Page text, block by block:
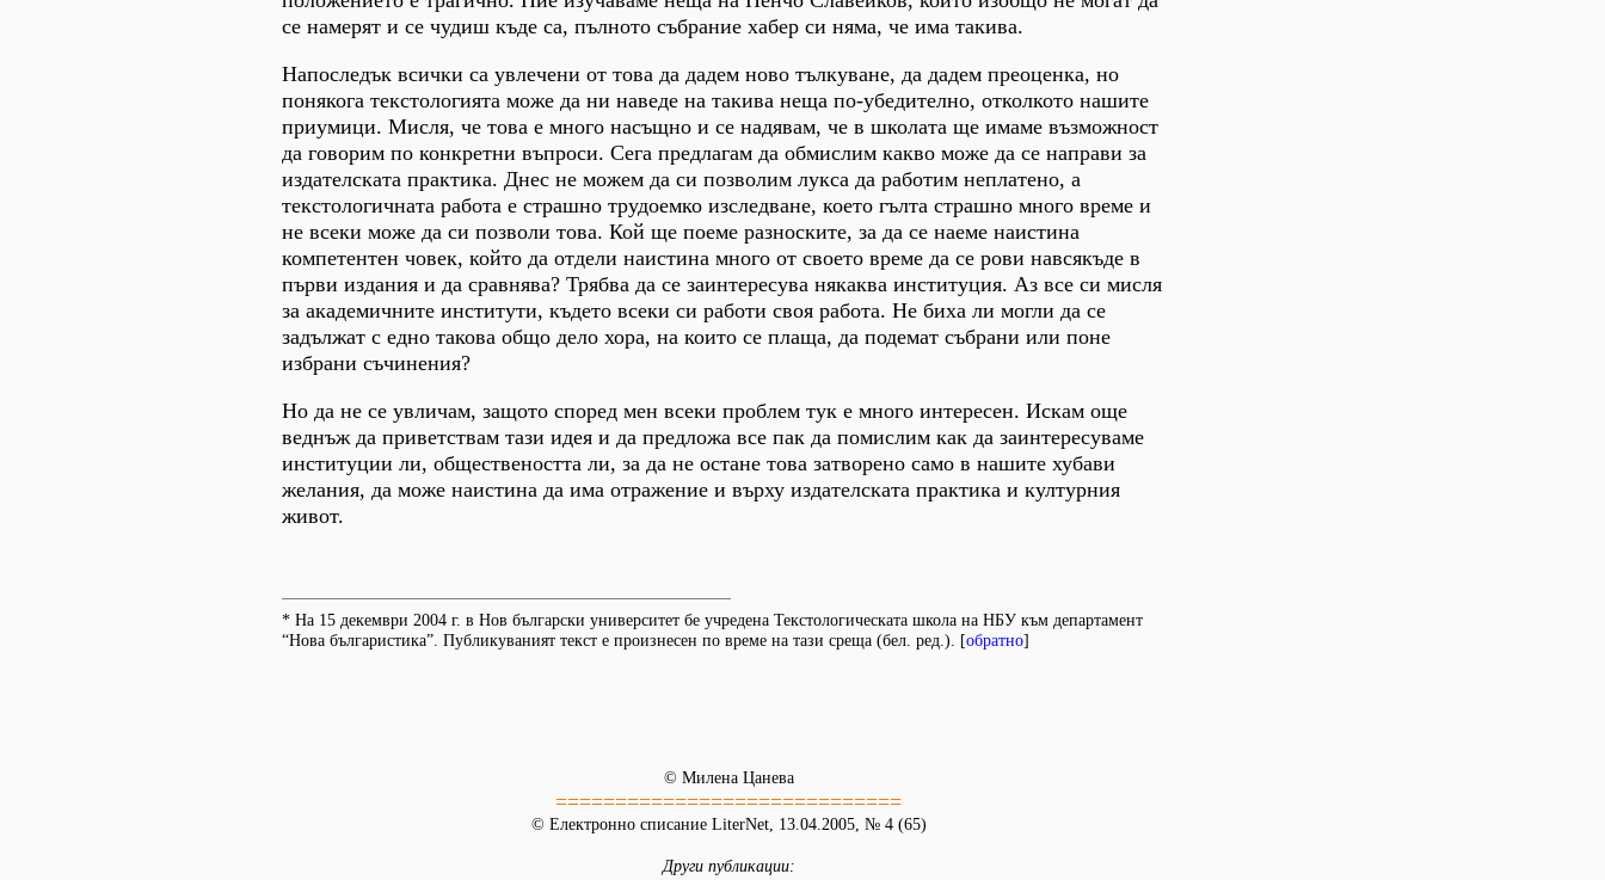
се намерят и се чудиш къде са, пълното събрание хабер си няма, че има такива.
Напоследък всички са увлечени от това да дадем ново тълкуване, да дадем преоценка, но
понякога текстологията може да ни наведе на такива неща по-убедително, отколкото нашите
приумици. Мисля, че това е много насъщно и се надявам, че в школата ще имаме възможност
да говорим по конкретни въпроси. Сега предлагам да обмислим какво може да се направи за
издателската практика. Днес не можем да си позволим лукса да работим неплатено, а
текстологичната работа е страшно трудоемко изследване, което гълта страшно много време и
не всеки може да си позволи това. Кой ще поеме разноските, за да се наеме наистина
компетентен човек, който да отдели наистина много от своето време да се рови навсякъде в
първи издания и да сравнява? Трябва да се заинтересува някаква институция. Аз все си мисля
за академичните институти, където всеки си работи своя работа. Не биха ли могли да се
задължат с едно такова общо дело хора, на които се плаща, да подемат събрани или поне
избрани съчинения?
Но да не се увличам, защото според мен всеки проблем тук е много интересен. Искам още
веднъж да приветствам тази идея и да предложа все пак да помислим как да заинтересуваме
институции ли, обществеността ли, за да не остане това затворено само в нашите хубави
желания, да може наистина да има отражение и върху издателската практика и културния
живот.
* На 15 декември 2004 г. в Нов български университет бе учредена Текстологическата школа на НБУ към департамент
“Нова българистика”. Публикуваният текст е произнесен по време на тази среща (бел. ред.). [обратно]
© Милена Цанева
=============================
© Електронно списание LiterNet, 13.04.2005, № 4 (65)
Други публикации: